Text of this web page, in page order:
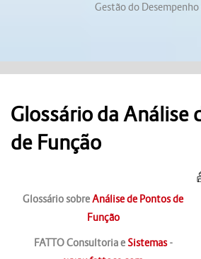
Gestão do Desempenho
Glossário da Análise
de Função
Glossário sobreAnálise de Pontos de
Função
FATTO Consultoria e Sistemas-